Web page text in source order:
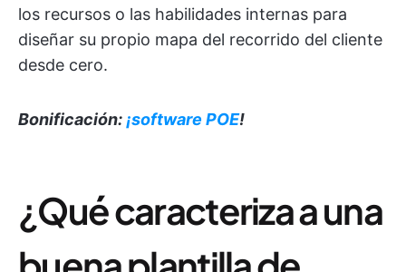
los recursos o las habilidades internas para
diseñar su propio mapa del recorrido del cliente
desde cero.
Bonificación: ¡software POE!
¿Qué caracteriza a una